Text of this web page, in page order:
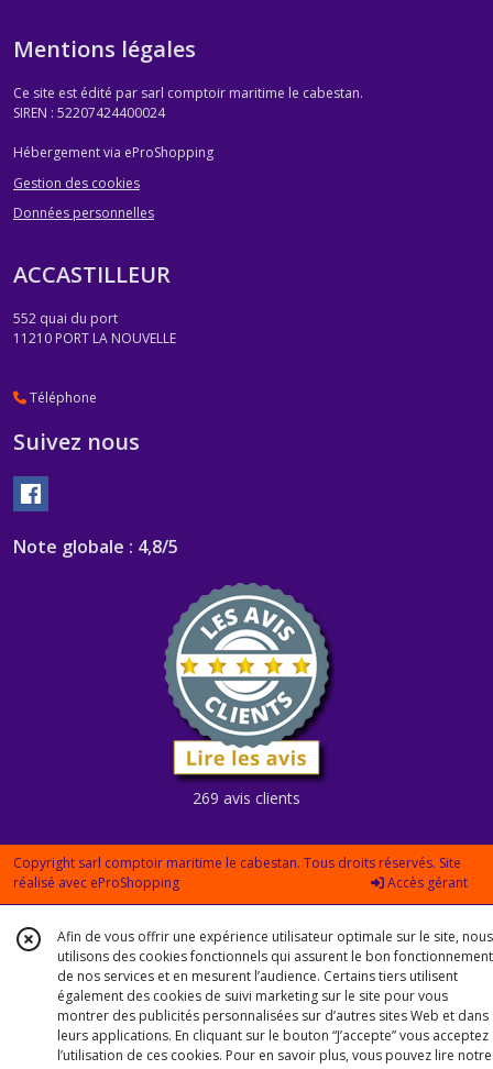
Mentions légales
Ce site est édité par sarl comptoir maritime le cabestan.
SIREN : 52207424400024
Hébergement via eProShopping
Gestion des cookies
Données personnelles
ACCASTILLEUR
552 quai du port
11210 PORT LA NOUVELLE
Téléphone
Suivez nous
Note globale : 4,8/5
269 avis clients
Copyright sarl comptoir maritime le cabestan. Tous droits réservés. Site
réalisé avec eProShopping Accès gérant
Afin de vous offrir une expérience utilisateur optimale sur le site, nous
utilisons des cookies fonctionnels qui assurent le bon fonctionnement
de nos services et en mesurent l’audience. Certains tiers utilisent
également des cookies de suivi marketing sur le site pour vous
montrer des publicités personnalisées sur d’autres sites Web et dans
leurs applications. En cliquant sur le bouton “J’accepte” vous acceptez
l’utilisation de ces cookies. Pour en savoir plus, vous pouvez lire notre